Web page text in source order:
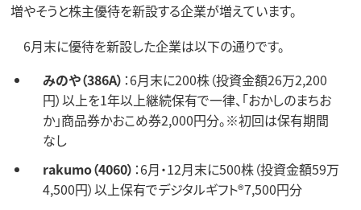
増やそうと株主優待を新設する企業が増えています。
6月末に優待を新設した企業は以下の通りです。
みのや（386A） ：6月末に200株（投資金額26万2,200
円）以上を1年以上継続保有で一律、「おかしのまちお
か」商品券かおこめ券2,000円分。※初回は保有期間
なし
rakumo（4060） ：6月・12月末に500株（投資金額59万
4,500円）以上保有でデジタルギフト®7,500円分